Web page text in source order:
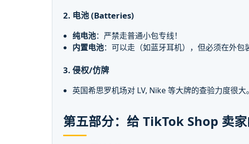
2. 电池 (Batteries)
纯电池：严禁走普通小包专线！
内置电池：可以走（如蓝牙耳机），但必须在外包
3. 侵权/仿牌
英国希思罗机场对 LV, Nike 等大牌的查验力度很
第五部分：给 TikTok Shop 卖